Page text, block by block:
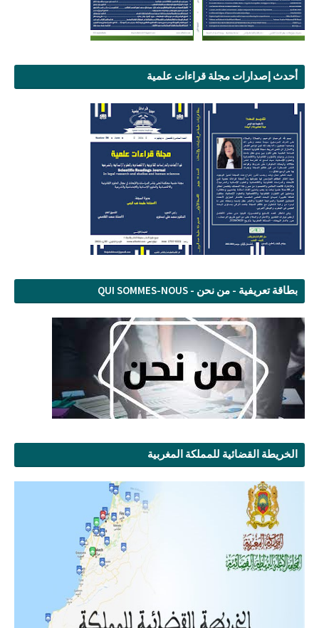
أحدث إصدارات مجلة قراءات علمية
بطاقة تعريفية - من نحن - QUI SOMMES-NOUS
الخريطة القضائية للمملكة المغربية